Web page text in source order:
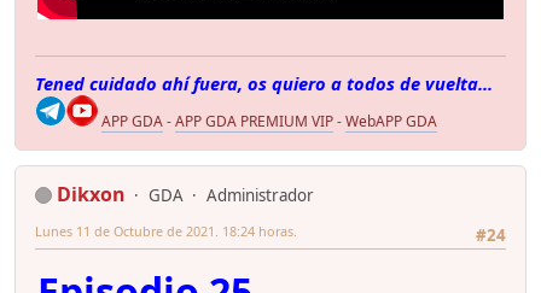
Tened cuidado ahí fuera, os quiero a todos de vuelta...
APP GDA-APP GDA PREMIUM VIP-WebAPP GDA
Dikxon GDA
Administrador
#24
Lunes 11 de Octubre de 2021. 18:24 horas.